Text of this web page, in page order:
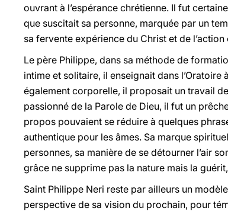
ouvrant à l’espérance chrétienne. Il fut
que suscitait sa personne, marquée par un
sa fervente expérience du Christ et de
Le père Philippe, dans sa méthode de
intime et solitaire, il enseignait dans
également corporelle, il proposait un travail
passionné de la Parole de Dieu, il fut un
propos pouvaient se réduire à quelques
authentique pour les âmes. Sa marque
personnes, sa manière de se détourner l’air
grâce ne supprime pas la nature mais la
Saint Philippe Neri reste par ailleurs un
perspective de sa vision du prochain, pour